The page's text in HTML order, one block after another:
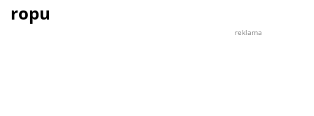
ropu
reklama